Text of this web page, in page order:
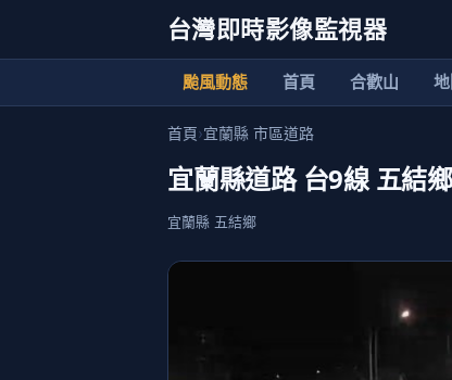
台灣即時影像監視器
颱風動態 首頁 合歡山
首頁›宜蘭縣 市區道路
宜蘭縣道路 台9線 五結
宜蘭縣 五結鄉